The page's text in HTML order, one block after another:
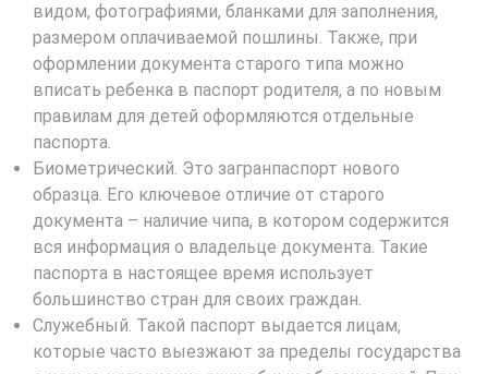
видом, фотографиями, бланками для заполнения,
размером оплачиваемой пошлины. Также, при
оформлении документа старого типа можно
вписать ребенка в паспорт родителя, а по новым
правилам для детей оформляются отдельные
паспорта.
Биометрический. Это загранпаспорт нового
образца. Его ключевое отличие от старого
документа – наличие чипа, в котором содержится
вся информация о владельце документа. Такие
паспорта в настоящее время использует
большинство стран для своих граждан.
Служебный. Такой паспорт выдается лицам,
которые часто выезжают за пределы государства